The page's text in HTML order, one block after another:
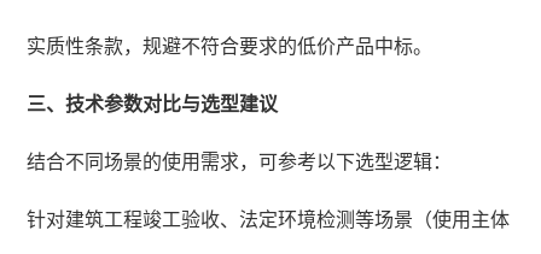
实质性条款，规避不符合要求的低价产品中标。
三、技术参数对比与选型建议
结合不同场景的使用需求，可参考以下选型逻辑：
针对建筑工程竣工验收、法定环境检测等场景（使用主体